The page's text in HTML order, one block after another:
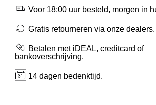
Voor 18:00 uur besteld, morgen in
Gratis retourneren via onze dealers.
Betalen met iDEAL, creditcard of
bankoverschrijving.
14 dagen bedenktijd.